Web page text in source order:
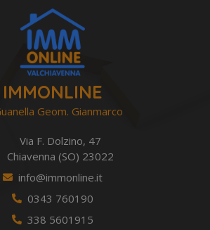
IMMONLINE
Geom. Gianmarco
Via F. Dolzino, 47
Chiavenna (SO) 23022
info@immonline.it
0343 760190
338 5601915